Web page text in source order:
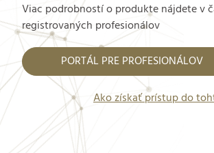
Viac podrobností o produkte nájdete v
registrovaných profesionálov
PORTÁL PRE PROFESIONÁLOV
Ako získať prístup do